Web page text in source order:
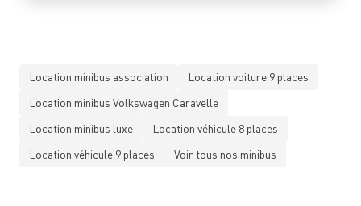
Location minibus association
Location voiture 9 places
Location minibus Volkswagen Caravelle
Location minibus luxe
Location véhicule 8 places
Location véhicule 9 places
Voir tous nos minibus